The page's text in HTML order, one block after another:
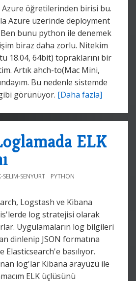
Azure öğretilerinden birisi bu.
Azure üzerinde deployment
bunu python ile denemek
biraz daha zorlu. Nitekim
18.04, 64bit) topraklarını bir
Artık ahch-to(Mac Mini,
Bu nedenle sistemde
görünüyor. [Daha fazla]
ELK
SELIM-SENYURT PYTHON
Logstash ve Kibana
log stratejisi olarak
Uygulamaların log bilgileri
dinlenip JSON formatına
basılıyor.
log'lar Kibana arayüzü ile
ELK üçlüsünü